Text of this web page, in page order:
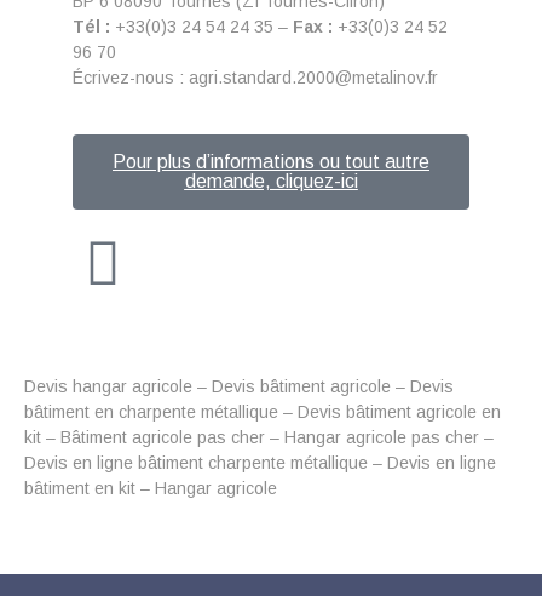
Tél : +33(0)3 24 54 24 35 – Fax : +33(0)3 24 52
96 70
Écrivez-nous : agri.standard.2000@metalinov.fr
Pour plus d’informations ou tout autre
demande, cliquez-ici
Devis hangar agricole – Devis bâtiment agricole – Devis
bâtiment en charpente métallique – Devis bâtiment agricole en
kit – Bâtiment agricole pas cher – Hangar agricole pas cher –
Devis en ligne bâtiment charpente métallique – Devis en ligne
bâtiment en kit – Hangar agricole